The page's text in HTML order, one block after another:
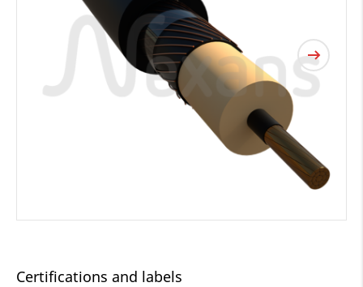
Certifications and labels